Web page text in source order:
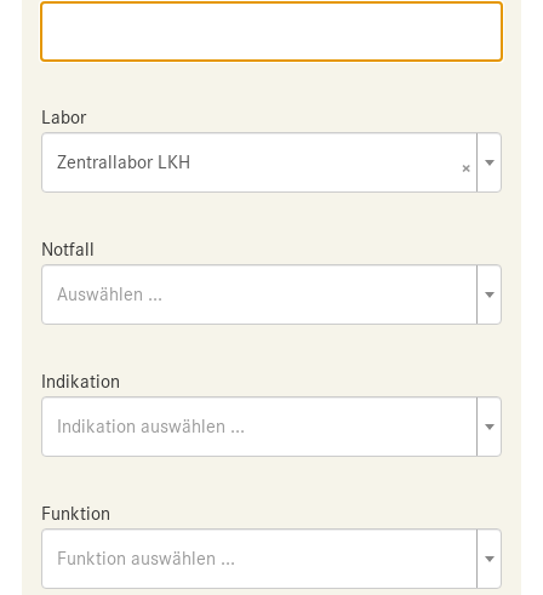
Labor
×
Zentrallabor LKH
Notfall
Auswählen ...
Indikation
Indikation auswählen ...
Funktion
Funktion auswählen ...